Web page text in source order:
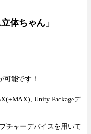
体ちゃん」
可能です！
Unity Packageデ
チャーデバイスを用いて